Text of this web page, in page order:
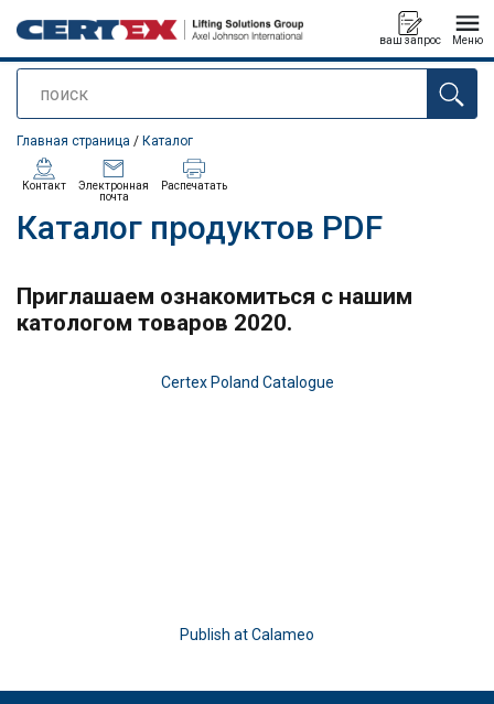
поиск
ваш запрос Меню
Продукт добавлен в ваш запрос
Главная страница / Каталог
Каталог продуктов PDF
Контакт
Электронная
почта
Распечатать
Приглашаем ознакомиться с нашим
катологом товаров 2020.
Certex Poland Catalogue
Publish at Calameo